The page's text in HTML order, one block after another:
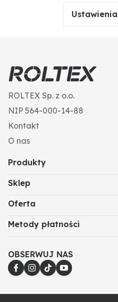
Informacje dodatkowe: z
ROLTEX Sp. z o.o.
NIP 564-000-14-88
Kontakt
O nas
Produkty
Sklep
Oferta
Metody płatności
OBSERWUJ NAS